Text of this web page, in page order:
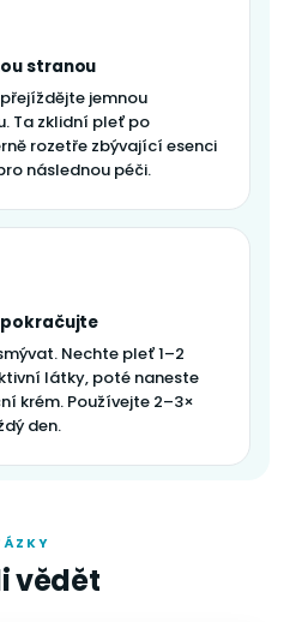
stranou
jemnou
Ta zklidní pleť po
rozetře zbývající esenci
následnou péči.
Nechte pleť 1–2
látky, poté naneste
krém. Používejte 2–3×
den.
vědět